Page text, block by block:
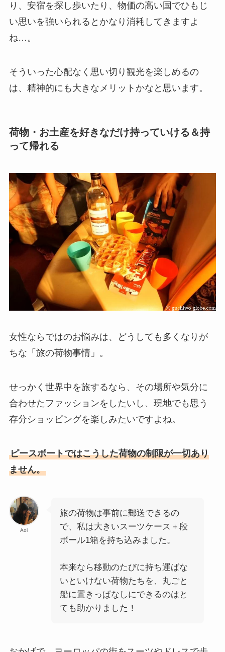
り、安宿を探し歩いたり、物価の高い国でひもじ
い思いを強いられるとかなり消耗してきますよ
ね…。
そういった心配なく思い切り観光を楽しめるの
は、精神的にも大きなメリットかなと思います。
荷物・お土産を好きなだけ持っていける＆持
って帰れる
女性ならではのお悩みは、どうしても多くなりが
ちな「旅の荷物事情」。
せっかく世界中を旅するなら、その場所や気分に
合わせたファッションをしたいし、現地でも思う
存分ショッピングを楽しみたいですよね。
ピースボートではこうした荷物の制限が一切あり
ません。
Aoi
旅の荷物は事前に郵送できるの
で、私は大きいスーツケース＋段
ボール1箱を持ち込みました。
本来なら移動のたびに持ち運ばな
いといけない荷物たちを、丸ごと
船に置きっぱなしにできるのはと
ても助かりました！